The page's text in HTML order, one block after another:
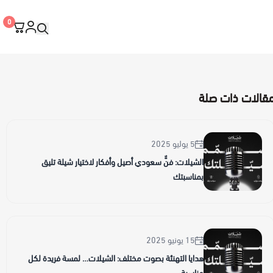
0
ذات صلة
5 يوليو 2025
الشيلات: فنٌّ سعودي أصيل وأفكار لاختيار شيلة تليق
بمناسبتك
15 يونيو 2025
هدايا التهنئة بصوت مختلف: الشيلات… لمسة فريدة لكل